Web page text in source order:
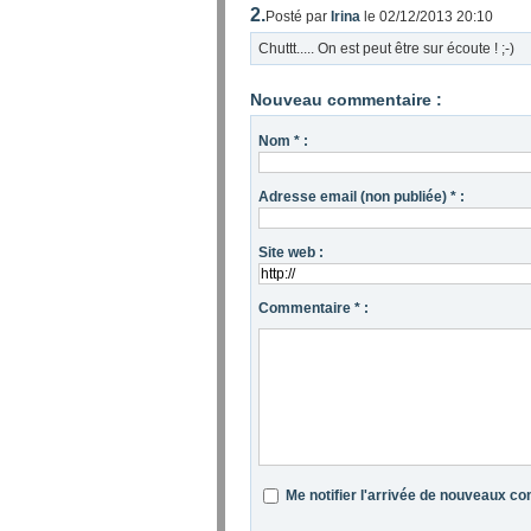
2.Posté par Irina le 02/12/2013 20:10
Chuttt..... On est peut être sur écoute ! ;-)
Nouveau commentaire :
Nom * :
Adresse email (non publiée) * :
Site web :
Commentaire * :
Me notifier l'arrivée de nouveaux